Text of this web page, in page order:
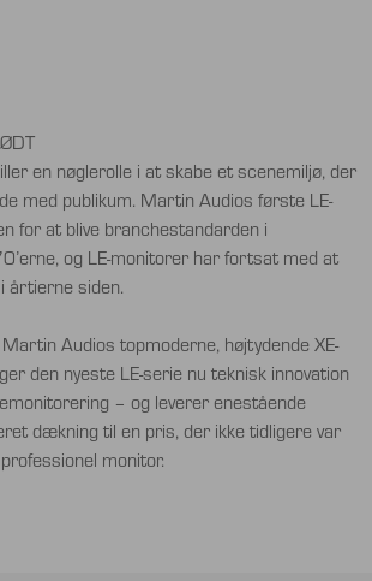
en nøglerolle i at skabe et scenemiljø, der
med publikum. Martin Audios første LE-
for at blive branchestandarden i
og LE-monitorer har fortsat med at
årtierne siden.
Audios topmoderne, højtydende XE-
den nyeste LE-serie nu teknisk innovation
– og leverer enestående
dækning til en pris, der ikke tidligere var
monitor.